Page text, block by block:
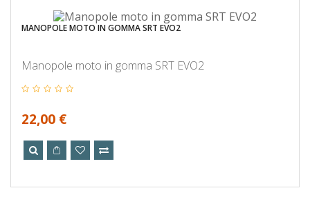
MANOPOLE MOTO IN GOMMA SRT EVO2
Manopole moto in gomma SRT EVO2
22,00 €